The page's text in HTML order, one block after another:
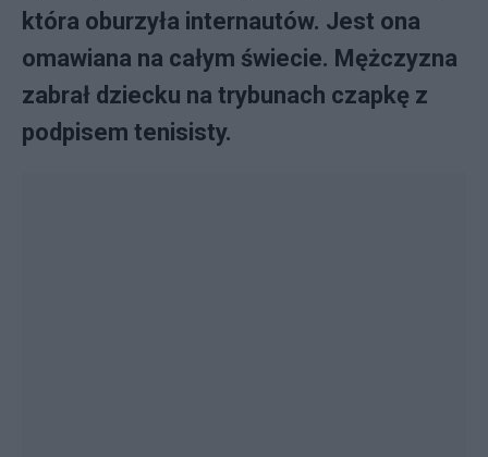
która oburzyła internautów. Jest ona
omawiana na całym świecie. Mężczyzna
zabrał dziecku na trybunach czapkę z
podpisem tenisisty.